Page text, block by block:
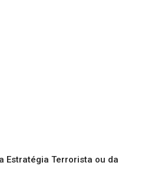
Estratégia Terrorista ou da